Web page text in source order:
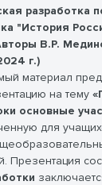
разработка
"История
В.Р.
г.)
материал
на тему
основные
для
Презентация
слайдов,